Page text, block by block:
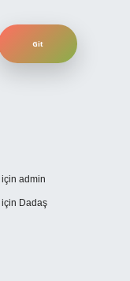
için admin
için Dadaş